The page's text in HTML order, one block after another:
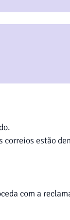
correios estão
com a